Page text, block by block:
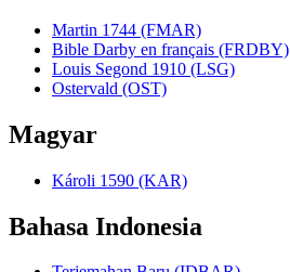
Martin 1744 (FMAR)
Bible Darby en français (FRDBY)
Louis Segond 1910 (LSG)
Ostervald (OST)
Magyar
Károli 1590 (KAR)
Bahasa Indonesia